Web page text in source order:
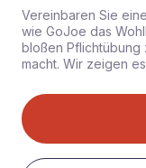
Vereinbaren Sie
wie GoJoe das
bloßen Pflichtübung
macht. Wir zeigen